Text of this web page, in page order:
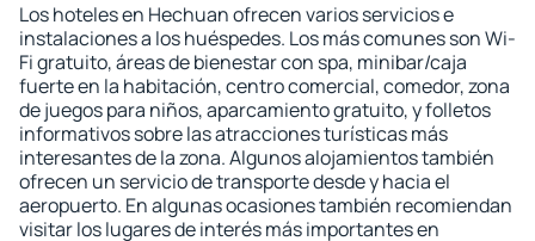
Los hoteles en Hechuan ofrecen varios servicios e
instalaciones a los huéspedes. Los más comunes son Wi-
Fi gratuito, áreas de bienestar con spa, minibar/caja
fuerte en la habitación, centro comercial, comedor, zona
de juegos para niños, aparcamiento gratuito, y folletos
informativos sobre las atracciones turísticas más
interesantes de la zona. Algunos alojamientos también
ofrecen un servicio de transporte desde y hacia el
aeropuerto. En algunas ocasiones también recomiendan
visitar los lugares de interés más importantes en